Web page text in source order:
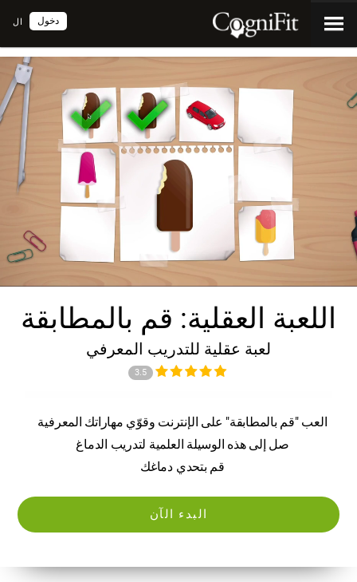
ال دخول
اللعبة العقلية: قم بالمطابقة
لعبة عقلية للتدريب المعرفي
3.5
العب "قم بالمطابقة" على الإنترنت وقوّي مهاراتك المعرفية
صل إلى هذه الوسيلة العلمية لتدريب الدماغ
قم بتحدي دماغك
البدء الآن